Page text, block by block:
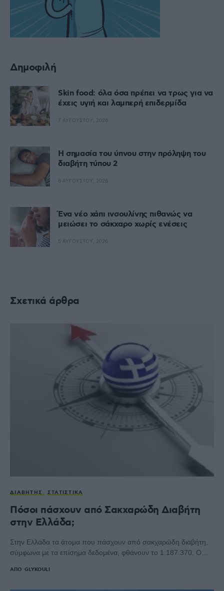
Δημοφιλή
Skin food: όλα όσα πρέπει να τρως για να
έχεις υγιή και λαμπερή επιδερμίδα
7 ΑΥΓΟΎΣΤΟΥ, 2026
Η σημασία του ύπνου στην πρόληψη του
διαβήτη τύπου 2
6 ΑΥΓΟΎΣΤΟΥ, 2026
Ένα νέο χάπι ινσουλίνης πιθανώς να
μειώσει το σάκχαρο χωρίς ενέσεις
5 ΑΥΓΟΎΣΤΟΥ, 2026
Σχετικά άρθρα
ΔΙΑΒΉΤΗΣ ΣΤΑΤΙΣΤΙΚΆ
Πόσοι πάσχουν από Σακχαρώδη Διαβήτη
στην Ελλάδα;
Στην Ελλάδα τα άτομα που πάσχουν από σακχαρώδη διαβήτη,
σύμφωνα με τα επίσημα δεδομένα, φθάνουν το 1.187.370. Ο…
ΑΠΌ GLYKOULI